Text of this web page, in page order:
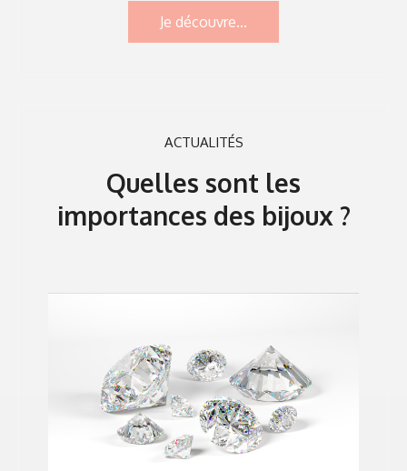
Je découvre...
ACTUALITÉS
Quelles sont les
importances des bijoux ?